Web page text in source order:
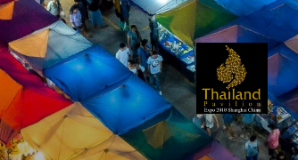
Skip
content